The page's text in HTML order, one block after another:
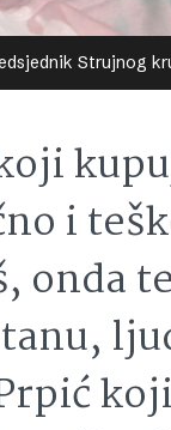
Strujnog
i
onda